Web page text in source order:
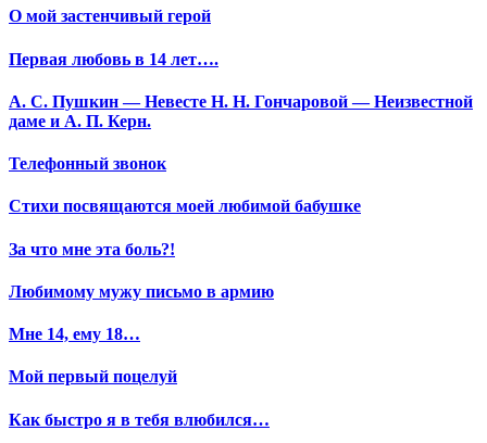
О мой застенчивый герой
Первая любовь в 14 лет….
А. С. Пушкин — Невесте Н. Н. Гончаровой — Неизвестной
даме и А. П. Керн.
Телефонный звонок
Стихи посвящаются моей любимой бабушке
За что мне эта боль?!
Любимому мужу письмо в армию
Мне 14, ему 18…
Мой первый поцелуй
Как быстро я в тебя влюбился…